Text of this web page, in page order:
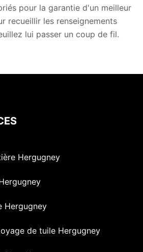
pour la garantie d'un meilleur
recueillir les renseignements
lui passer un coup de fil.
Hergugney
Hergugney
de tuile Hergugney